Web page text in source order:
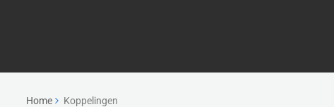
Home Koppelingen